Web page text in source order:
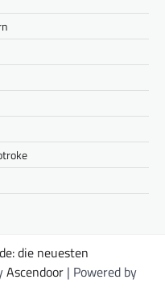
die neuesten
Ascendoor | Powered by